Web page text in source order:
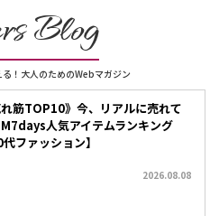
Blog
る！大人のためのWebマガジン
れ筋TOP10》今、リアルに売れて
人気アイテムランキング
代ファッション】
2026.08.08